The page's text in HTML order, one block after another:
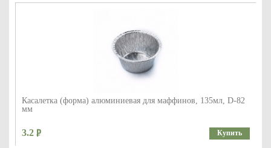
Касалетка (форма) алюминиевая для маффинов, 135мл, D-82
мм
3.2 Купить